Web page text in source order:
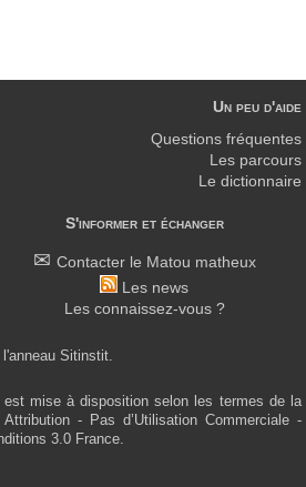
S'informer et échanger
Contacter le Matou matheux
Les news
Les connaissez-vous ?
Un peu d'aide
Questions fréquentes
Les parcours
Le dictionnaire
Sitinstit.
mise à disposition selon les termes de la
- Pas d’Utilisation Commerciale -
3.0 France.